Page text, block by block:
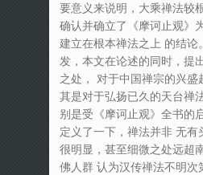
要意义来说明，大乘禅法较
确认并确立了《摩诃止观》
建立在根本禅法之上 的结论
发，本文在论述的同时，提
之处， 对于中国禅宗的兴盛
其是对于弘扬已久的天台禅
别是受《摩诃止观》全书的
定义了一下，禅法并非 无有
很明显，甚至细微之处远超
佛人群 认为汉传禅法不明次